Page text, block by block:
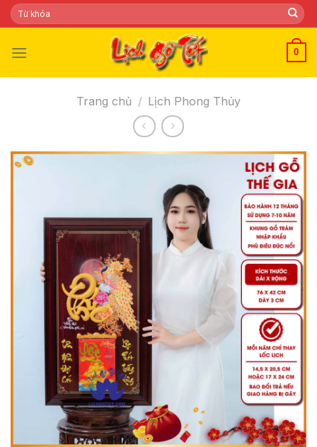
Skip
to
Tìm
kiếm:
0
Trang chủ / Lịch Phong Thủy